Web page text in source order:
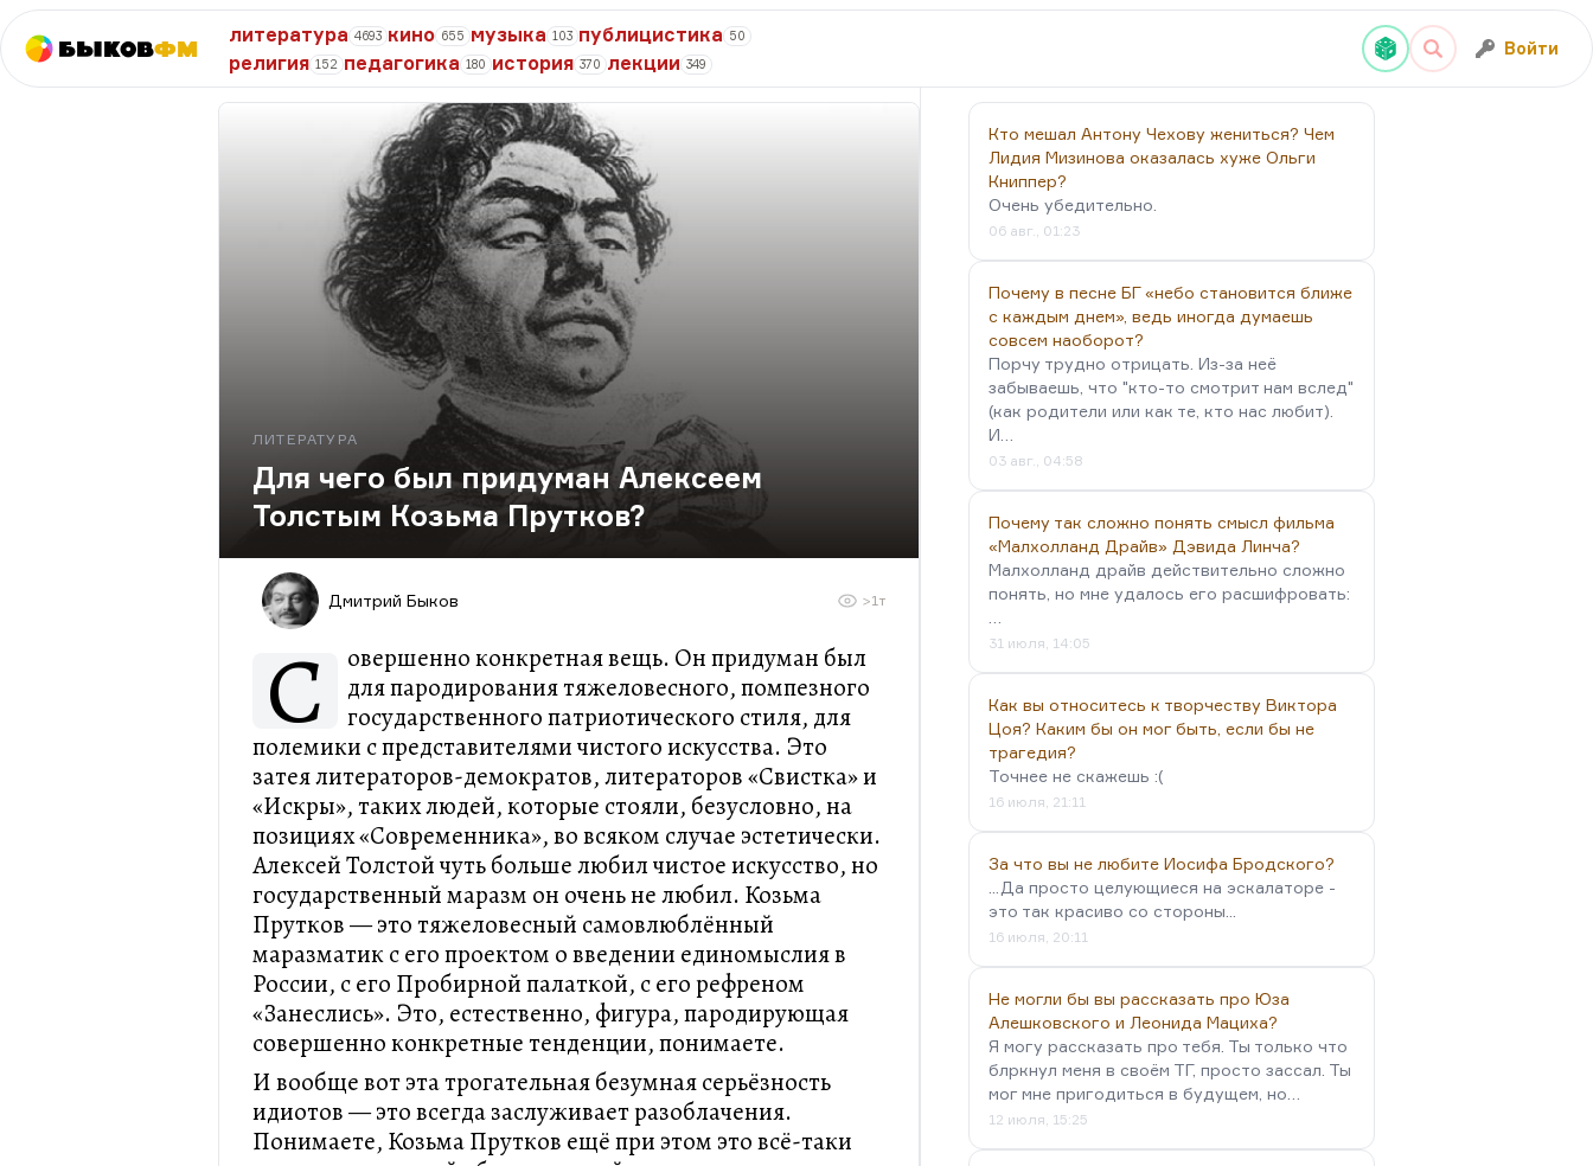
БыковФМ
литература 4693 кино 655 музыка 103 публицистика 50
религия 152 педагогика 180 история 370 лекции 349
Войти
ЛИТЕРАТУРА
Для чего был придуман Алексеем
Толстым Козьма Прутков?
Дмитрий Быков >1т
С
овершенно конкретная вещь. Он придуман был
для пародирования тяжеловесного, помпезного
государственного патриотического стиля, для
полемики с представителями чистого искусства. Это
затея литераторов-демократов, литераторов «Свистка» и
«Искры», таких людей, которые стояли, безусловно, на
позициях «Современника», во всяком случае эстетически.
Алексей Толстой чуть больше любил чистое искусство, но
государственный маразм он очень не любил. Козьма
Прутков — это тяжеловесный самовлюблённый
маразматик с его проектом о введении единомыслия в
России, с его Пробирной палаткой, с его рефреном
«Занеслись». Это, естественно, фигура, пародирующая
совершенно конкретные тенденции, понимаете.
И вообще вот эта трогательная безумная серьёзность
идиотов — это всегда заслуживает разоблачения.
Понимаете, Козьма Прутков ещё при этом это всё-таки
Кто мешал Антону Чехову жениться? Чем
Лидия Мизинова оказалась хуже Ольги
Книппер?
Очень убедительно.
06 авг., 01:23
Почему в песне БГ «небо становится ближе
с каждым днем», ведь иногда думаешь
совсем наоборот?
Порчу трудно отрицать. Из-за неё
забываешь, что "кто-то смотрит нам вслед"
(как родители или как те, кто нас любит).
И…
03 авг., 04:58
Почему так сложно понять смысл фильма
«Малхолланд Драйв» Дэвида Линча?
Малхолланд драйв действительно сложно
понять, но мне удалось его расшифровать:
31 июля, 14:05
Как вы относитесь к творчеству Виктора
Цоя? Каким бы он мог быть, если бы не
трагедия?
Точнее не скажешь :(
16 июля, 21:11
За что вы не любите Иосифа Бродского?
...Да просто целующиеся на эскалаторе -
это так красиво со стороны...
16 июля, 20:11
Не могли бы вы рассказать про Юза
Алешковского и Леонида Мациха?
Я могу рассказать про тебя. Ты только что
блркнул меня в своём ТГ, просто зассал. Ты
мог мне пригодиться в будущем, но…
12 июля, 15:25